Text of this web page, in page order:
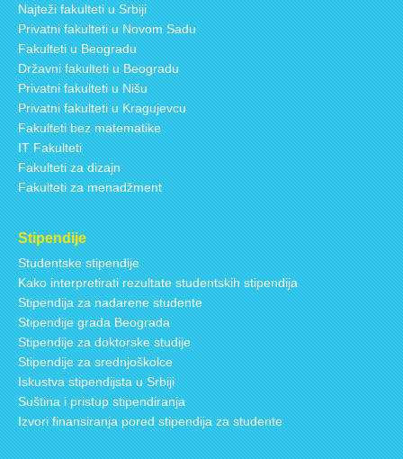
Najteži fakulteti u Srbiji
Privatni fakulteti u Novom Sadu
Fakulteti u Beogradu
Državni fakulteti u Beogradu
Privatni fakulteti u Nišu
Privatni fakulteti u Kragujevcu
Fakulteti bez matematike
IT Fakulteti
Fakulteti za dizajn
Fakulteti za menadžment
Stipendije
Studentske stipendije
Kako interpretirati rezultate studentskih stipendija
Stipendija za nadarene studente
Stipendije grada Beograda
Stipendije za doktorske studije
Stipendije za srednjoškolce
Iskustva stipendijsta u Srbiji
Suština i pristup stipendiranja
Izvori finansiranja pored stipendija za studente